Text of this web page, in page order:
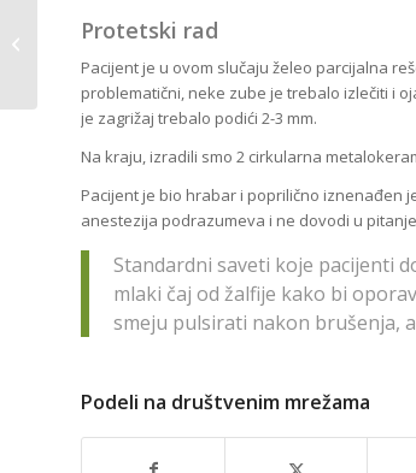
Protetski rad
Pacijent je u ovom slučaju želeo parcijalna
problematični, neke zube je trebalo izlečiti i
je zagrižaj trebalo podići 2-3 mm.
Na kraju, izradili smo 2 cirkularna
Pacijent je bio hrabar i poprilično iznenađen
anestezija podrazumeva i ne dovodi u
Standardni saveti koje pacijenti
mlaki čaj od žalfije kako bi
smeju pulsirati nakon brušenja,
Podeli na društvenim mrežama
Vizil sa atečmenima |